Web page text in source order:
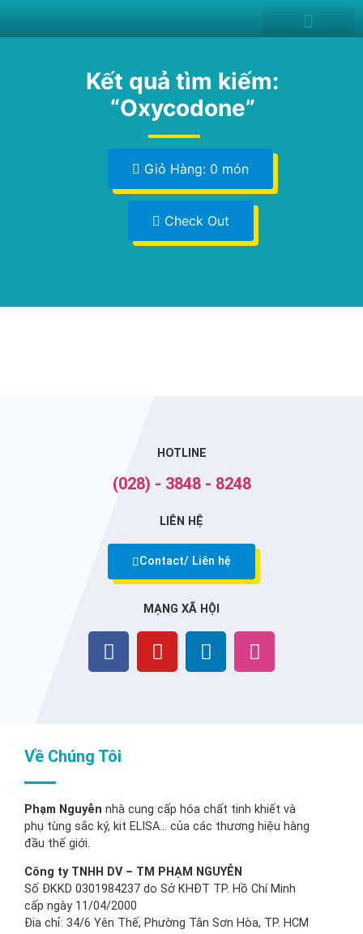
Kết quả tìm kiếm:
“Oxycodone”
Giỏ Hàng: 0 món
Check Out
HOTLINE
(028) - 3848 - 8248
LIÊN HỆ
Contact/ Liên hệ
MẠNG XÃ HỘI
Về Chúng Tôi
Phạm Nguyễn nhà cung cấp hóa chất tinh khiết và
phụ tùng sắc ký, kit ELISA… của các thương hiệu hàng
đầu thế giới.
Công ty TNHH DV – TM PHẠM NGUYỄN
Số ĐKKD 0301984237 do Sở KHĐT TP. Hồ Chí Minh
cấp ngày 11/04/2000
Đia chỉ: 34/6 Yên Thế, Phường Tân Sơn Hòa, TP. HCM